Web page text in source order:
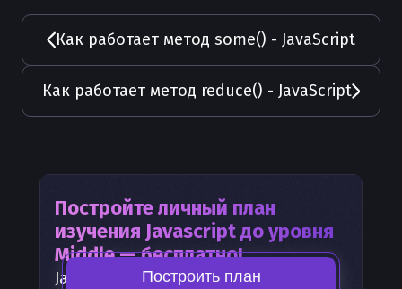
Как работает метод some() - JavaScript
Как работает метод reduce() - JavaScript
Постройте личный план
изучения Javascriptдо уровня
Middle — бесплатно!
Javascript
— часть карты развития
Построить план